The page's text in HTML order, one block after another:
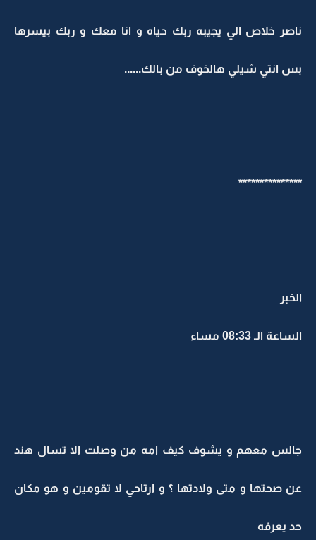
ناصر خلاص الي يجيبه ربك حياه و انا معك و ربك بيسرها
بس انتي شيلي هالخوف من بالك......
***************
الخبر
الساعة الـ 08:33 مساء
جالس معهم و يشوف كيف امه من وصلت الا تسال هند
عن صحتها و متى ولادتها ؟ و ارتاحي لا تقومين و هو مكان
حد يعرفه